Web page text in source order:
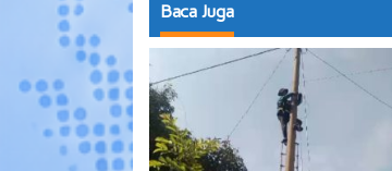
Baca Juga